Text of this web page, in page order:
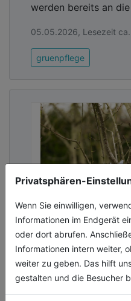
Privatsphären-
Wenn Sie einwilligen,
Informationen im Endgerät
oder dort abrufen.
Informationen intern weiter,
weiter zu geben. Das hilft
gestalten und die Besucher
werden bereits an
05.05.2026, Lesezeit
gruenpflege
Akku-Astschere
Gartenpflege
Neu im Bosch
Schnittbreiten (20/